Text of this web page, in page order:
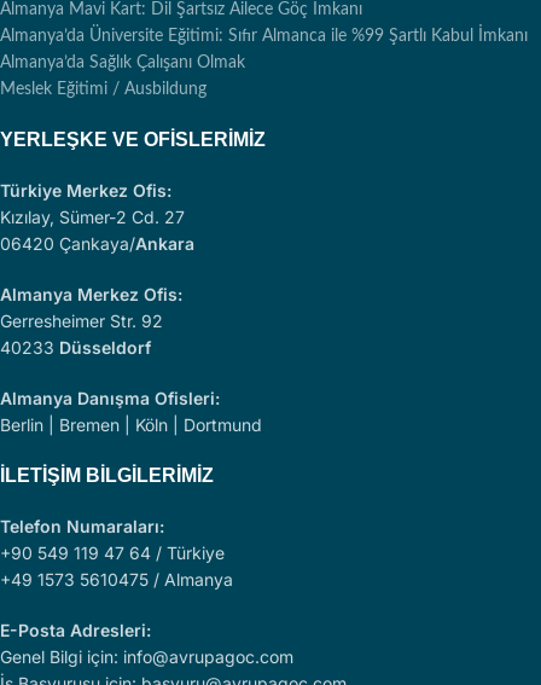
Almanya Mavi Kart: Dil Şartsız Ailece Göç İmkanı
Almanya’da Üniversite Eğitimi: Sıfır Almanca ile %99 Şartlı Kabul İmkanı
Almanya’da Sağlık Çalışanı Olmak
Meslek Eğitimi / Ausbildung
YERLEŞKE VE OFISLERIMIZ
Türkiye Merkez Ofis:
Kızılay, Sümer-2 Cd. 27
06420 Çankaya/Ankara
Almanya Merkez Ofis:
Gerresheimer Str. 92
40233 Düsseldorf
Almanya Danışma Ofisleri:
Berlin | Bremen | Köln | Dortmund
İLETIŞIM BILGILERIMIZ
Telefon Numaraları:
+90 549 119 47 64 / Türkiye
+49 1573 5610475 / Almanya
E-Posta Adresleri:
Genel Bilgi için: info@avrupagoc.com